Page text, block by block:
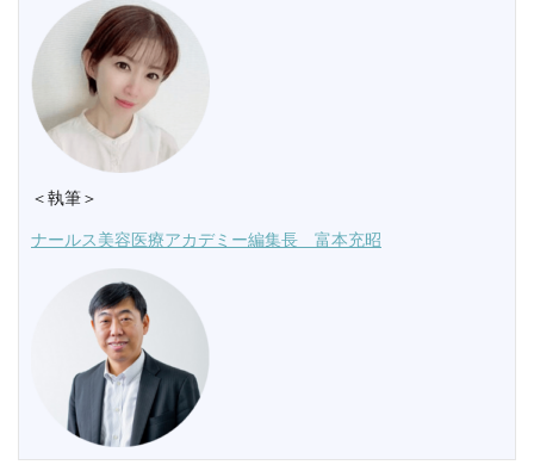
＜執筆＞
ナールス美容医療アカデミー編集長 富本充昭